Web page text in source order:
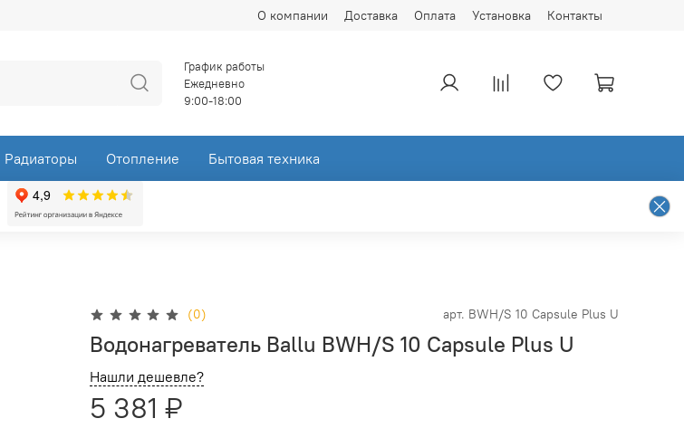
О компании Доставка Оплата Установка Контакты
График работы
Ежедневно
9:00-18:00
Радиаторы Отопление Бытовая техника
(0) арт. BWH/S 10 Capsule Plus U
Водонагреватель Ballu BWH/S 10 Capsule Plus U
Нашли дешевле?
5 381 ₽